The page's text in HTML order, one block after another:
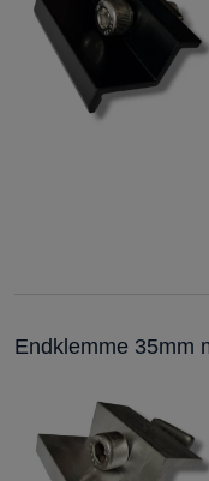
Endklemme 35mm